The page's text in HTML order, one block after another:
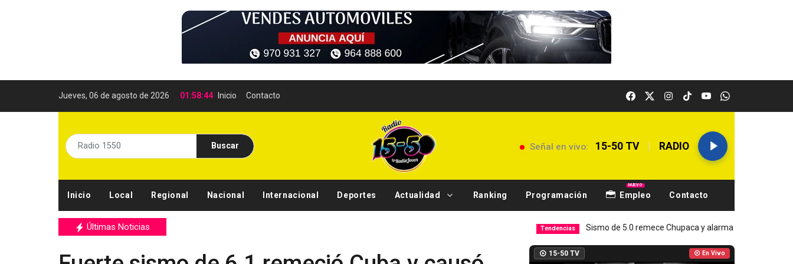
Jueves, 06 de agosto de 2026 01:58:45 Inicio Contacto
Buscar Señal en vivo: 15-50 TV | RADIO
Inicio Local Regional Nacional Internacional Deportes Actualidad Ranking Programación Empleo
NUEVO
Contacto
Últimas Noticias Sismo de 5.0 remece Chupaca y alarma a Junín Local
15-50 TV En Vivo